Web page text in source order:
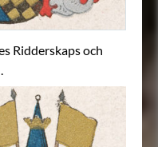
Ridderskaps och